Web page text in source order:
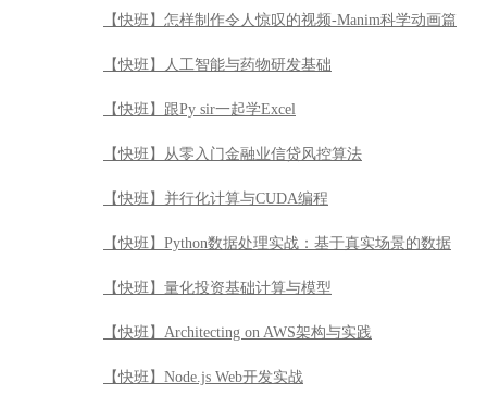
【快班】怎样制作令人惊叹的视频-Manim科学动画篇
【快班】人工智能与药物研发基础
【快班】跟Py sir一起学Excel
【快班】从零入门金融业信贷风控算法
【快班】并行化计算与CUDA编程
【快班】Python数据处理实战：基于真实场景的数据
【快班】量化投资基础计算与模型
【快班】Architecting on AWS架构与实践
【快班】Node.js Web开发实战